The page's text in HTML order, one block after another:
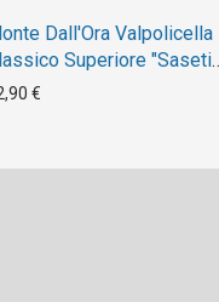
Dall'Ora Valpolicella
Superiore "Saseti"
€